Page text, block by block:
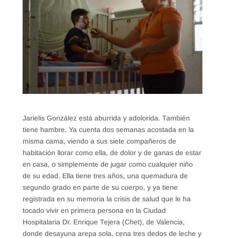
Jarielis González está aburrida y adolorida. También
tiene hambre. Ya cuenta dos semanas acostada en la
misma cama, viendo a sus siete compañeros de
habitación llorar como ella, de dolor y de ganas de estar
en casa, o simplemente de jugar como cualquier niño
de su edad. Ella tiene tres años, una quemadura de
segundo grado en parte de su cuerpo, y ya tiene
registrada en su memoria la crisis de salud que le ha
tocado vivir en primera persona en la Ciudad
Hospitalaria Dr. Enrique Tejera (Chet), de Valencia,
donde desayuna arepa sola, cena tres dedos de leche y